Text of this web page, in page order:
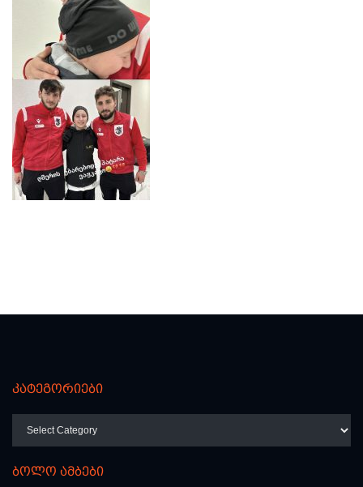
კატეგორიები
ბოლო ამბები